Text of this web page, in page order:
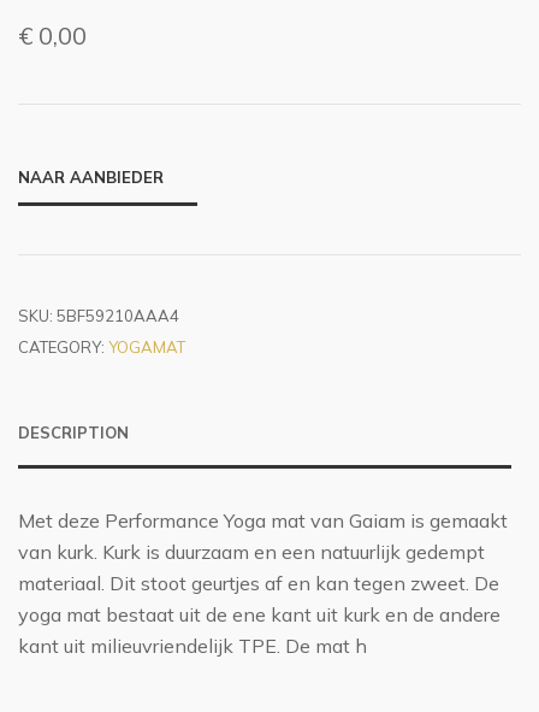
€ 0,00
NAAR AANBIEDER
SKU: 5BF59210AAA4
CATEGORY: YOGAMAT
DESCRIPTION
Met deze Performance Yoga mat van Gaiam is gemaakt
van kurk. Kurk is duurzaam en een natuurlijk gedempt
materiaal. Dit stoot geurtjes af en kan tegen zweet. De
yoga mat bestaat uit de ene kant uit kurk en de andere
kant uit milieuvriendelijk TPE. De mat h